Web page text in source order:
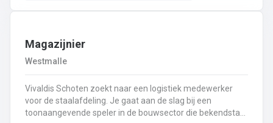
wapening en voorzien van een beschermlaag;Herstellen
2de natuur en heeft weinig geheimen voor jou. Je weet de
aanpakken. Dan is dit zeker de job voor jou!
Magazijnier
Westmalle
Vivaldis Schoten zoekt naar een logistiek medewerker
voor de staalafdeling. Je gaat aan de slag bij een
toonaangevende speler in de bouwsector die bekendstaat